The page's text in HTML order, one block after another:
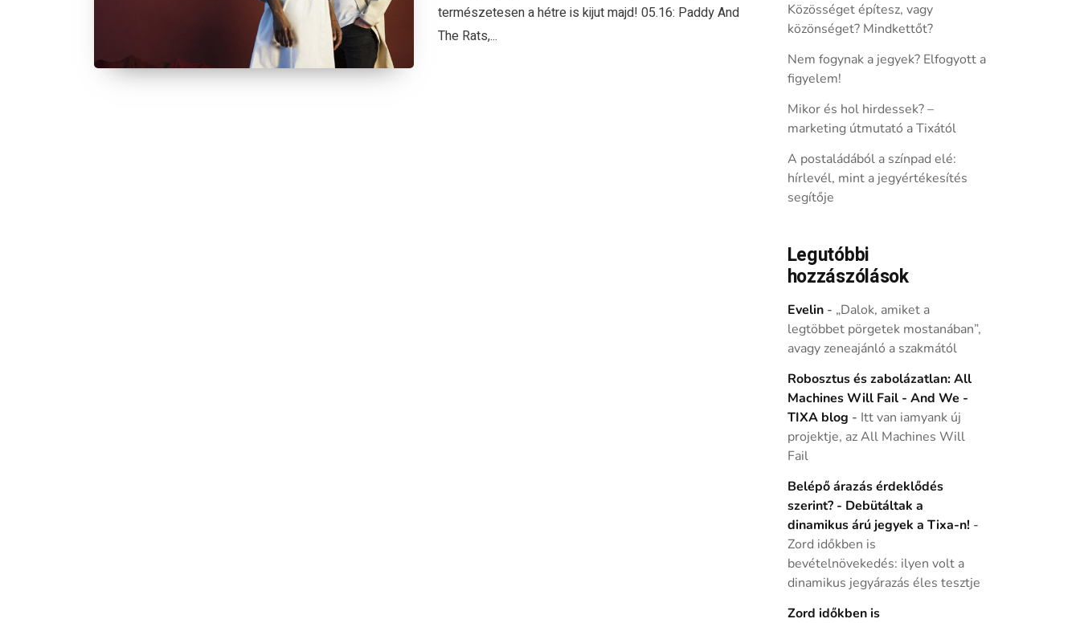
természetesen a hétre is kijut majd! 05.16: Paddy And
The Rats,...
Közösséget építesz, vagy
közönséget? Mindkettőt?
Nem fogynak a jegyek? Elfogyott a
figyelem!
Mikor és hol hirdessek? –
marketing útmutató a Tixától
A postaládából a színpad elé:
hírlevél, mint a jegyértékesítés
segítője
Legutóbbi
hozzászólások
Evelin- „Dalok, amiket a
legtöbbet pörgetek mostanában”,
avagy zeneajánló a szakmától
Robosztus és zabolázatlan: All
Machines Will Fail - And We -
TIXA blog - Itt van iamyank új
projektje, az All Machines Will
Fail
Belépő árazás érdeklődés
szerint? - Debütáltak a
dinamikus árú jegyek a Tixa-n! -
Zord időkben is
bevételnövekedés: ilyen volt a
dinamikus jegyárazás éles tesztje
Zord időkben is